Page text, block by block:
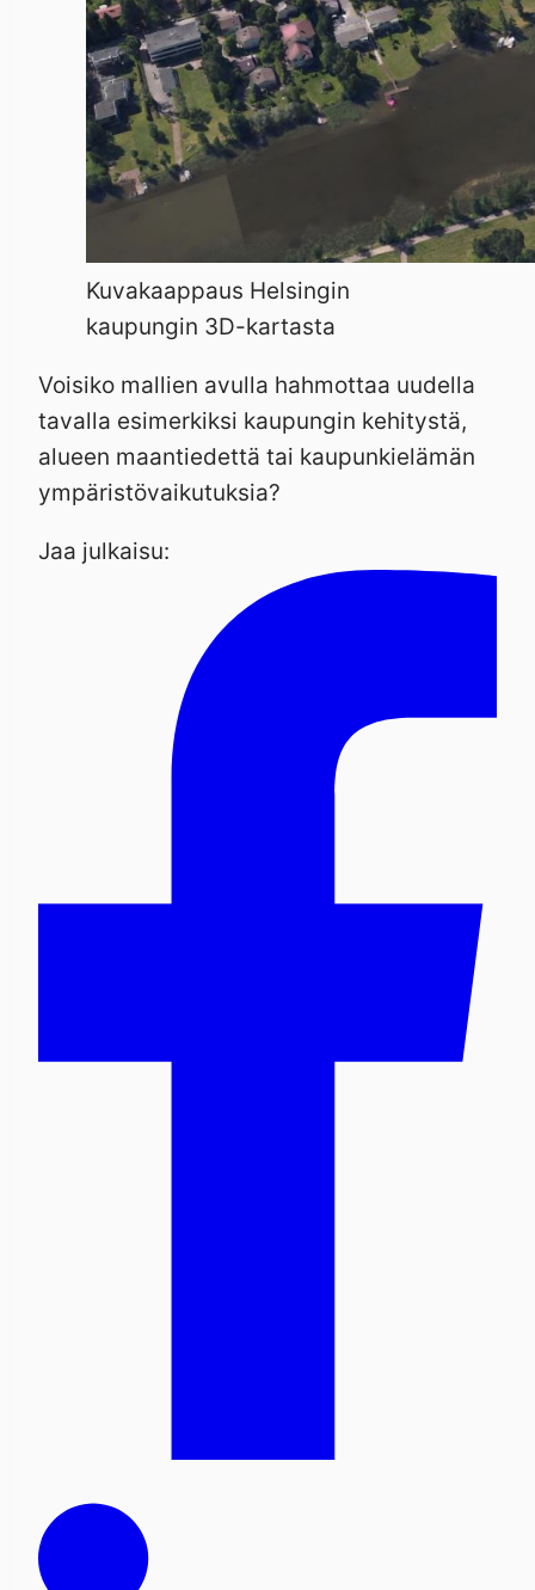
Kuvakaappaus Helsingin
kaupungin 3D-kartasta
Voisiko mallien avulla hahmottaa uudella
tavalla esimerkiksi kaupungin kehitystä,
alueen maantiedettä tai kaupunkielämän
ympäristövaikutuksia?
Jaa julkaisu: